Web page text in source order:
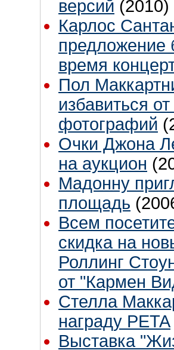
версий (2010)
Карлос
предложение
время
Пол
избавиться от
фотографий
Очки Джона
на аукцион
Мадонну
площадь
Всем
скидка на
Роллинг
от "Кармен
Стелла
награду PETA
Выставка